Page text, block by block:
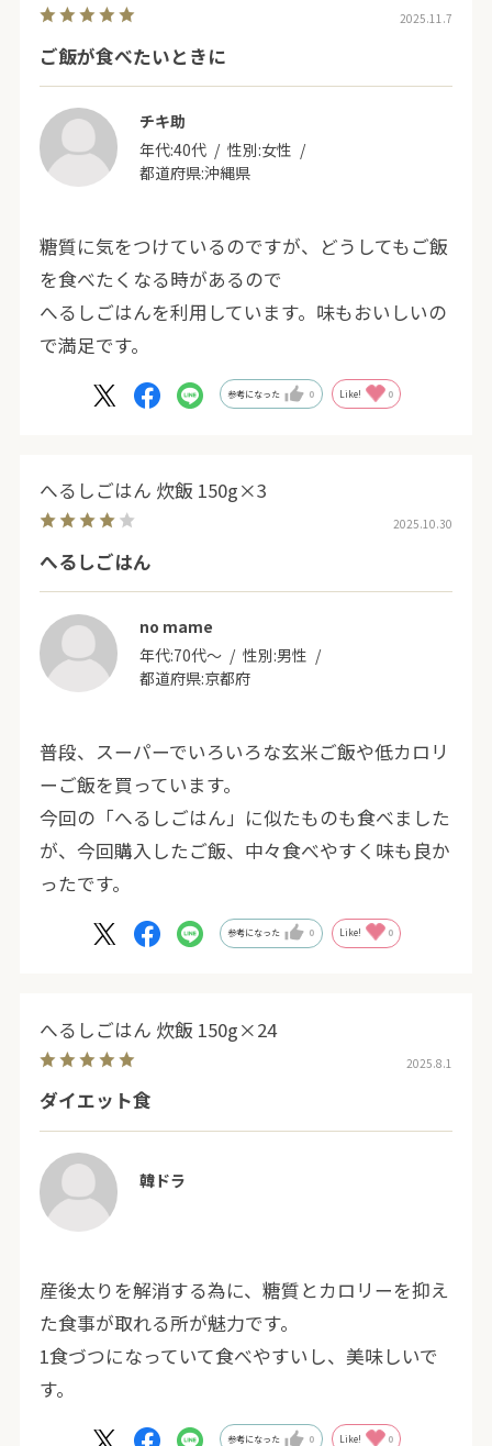
2025.11.7
ご飯が食べたいときに
チキ助
年代:40代 性別:女性
都道府県:沖縄県
糖質に気をつけているのですが、どうしてもご飯
を食べたくなる時があるので
へるしごはんを利用しています。味もおいしいの
で満足です。
参考になった 0 Like! 0
へるしごはん 炊飯 150g×3
2025.10.30
へるしごはん
no mame
年代:70代～ 性別:男性
都道府県:京都府
普段、スーパーでいろいろな玄米ご飯や低カロリ
ーご飯を買っています。
今回の「へるしごはん」に似たものも食べました
が、今回購入したご飯、中々食べやすく味も良か
ったです。
参考になった 0 Like! 0
へるしごはん 炊飯 150g×24
2025.8.1
ダイエット食
韓ドラ
産後太りを解消する為に、糖質とカロリーを抑え
た食事が取れる所が魅力です。
1食づつになっていて食べやすいし、美味しいで
す。
参考になった 0 Like! 0